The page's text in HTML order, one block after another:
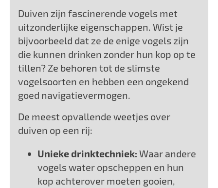
Duiven zijn fascinerende vogels met
uitzonderlijke eigenschappen. Wist je
bijvoorbeeld dat ze de enige vogels zijn
die kunnen drinken zonder hun kop op te
tillen? Ze behoren tot de slimste
vogelsoorten en hebben een ongekend
goed navigatievermogen.
De meest opvallende weetjes over
duiven op een rij:
Unieke drinktechniek: Waar andere
vogels water opscheppen en hun
kop achterover moeten gooien,